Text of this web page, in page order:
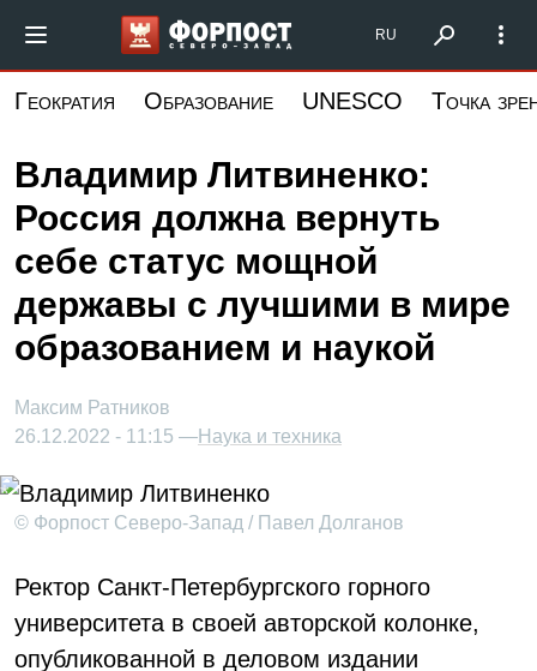
основному
Форпост Северо-Запад
RU
Геократия Образование UNESCO Точка
Владимир Литвиненко:
Россия должна вернуть
себе статус мощной
державы с лучшими в мире
образованием и наукой
Максим Ратников
26.12.2022 - 11:15 —Наука и техника
© Форпост Северо-Запад / Павел Долганов
Ректор Санкт-Петербургского горного
университета в своей авторской колонке,
опубликованной в деловом издании